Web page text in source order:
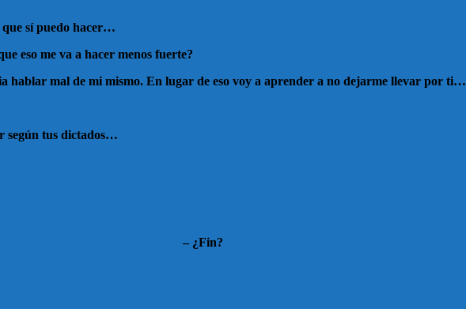
sí puedo hacer…
eso me va a hacer menos fuerte?
hablar mal de mi mismo. En lugar de eso voy a aprender a no dejarme llevar por ti…
según tus dictados…
– ¿Fin?